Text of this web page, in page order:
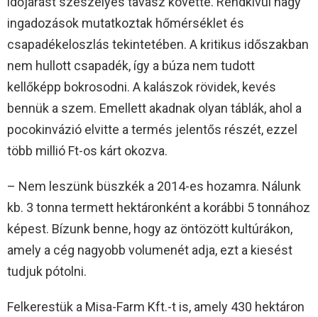
ingadozások mutatkoztak hőmérséklet és
csapadékeloszlás tekintetében. A kritikus időszakban
nem hullott csapadék, így a búza nem tudott
kellőképp bokrosodni. A kalászok rövidek, kevés
bennük a szem. Emellett akadnak olyan táblák, ahol a
pocokinvázió elvitte a termés jelentős részét, ezzel
több millió Ft-os kárt okozva.
– Nem leszünk büszkék a 2014-es hozamra. Nálunk
kb. 3 tonna termett hektáronként a korábbi 5 tonnához
képest. Bízunk benne, hogy az öntözött kultúrákon,
amely a cég nagyobb volumenét adja, ezt a kiesést
tudjuk pótolni.
Felkerestük a Misa-Farm Kft.-t is, amely 430 hektáron